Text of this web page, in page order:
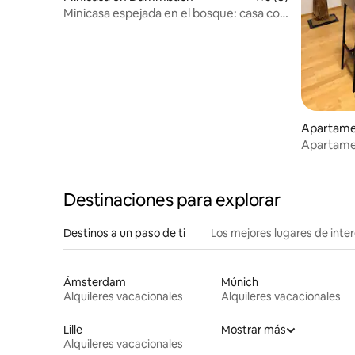
Minicasa espejada en el bosque: casa con
Destinaciones para explorar
Destinos a un paso de ti Los mejores lugares de
Ámsterdam
Alquileres vacacionales
Múnich
Alquileres vacacionales
Lille
Alquileres vacacionales
Mostrar más